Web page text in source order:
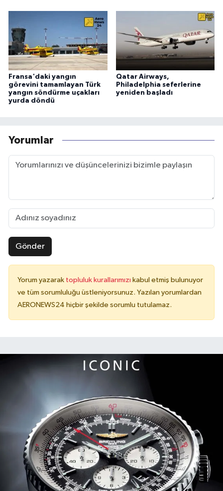
Fransa'daki yangın
görevini tamamlayan Türk
yangın söndürme uçakları
yurda döndü
Qatar Airways,
Philadelphia seferlerine
yeniden başladı
Yorumlar
Gönder
Yorum yazarak topluluk kurallarımızı kabul etmiş bulunuyor
ve tüm sorumluluğu üstleniyorsunuz. Yazılan yorumlardan
AERONEWS24 hiçbir şekilde sorumlu tutulamaz.